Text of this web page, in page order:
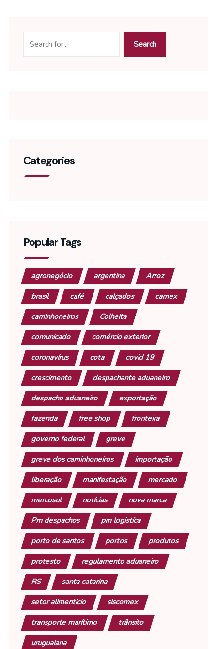
Search
Categories
Popular Tags
agronegócio argentina Arroz
brasil café calçados camex
caminhoneiros Colheita
comunicado comércio exterior
coronavírus cota covid 19
crescimento despachante aduaneiro
despacho aduaneiro exportação
fazenda free shop fronteira
governo federal greve
greve dos caminhoneiros importação
liberação manifestação mercado
mercosul notícias nova marca
Pm despachos pm logistíca
porto de santos portos produtos
protesto regulamento aduaneiro
RS santa catarina
setor alimentício siscomex
transporte marítimo trânsito
uruguaiana